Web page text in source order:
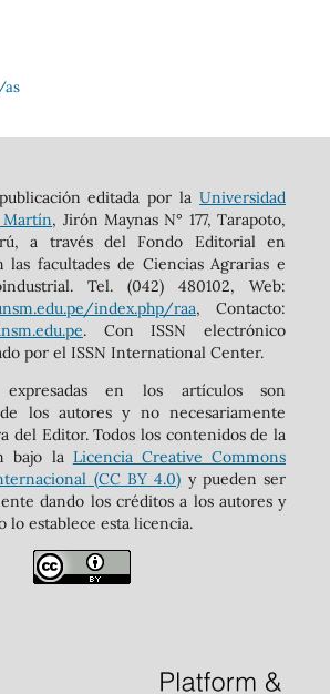
editada por laUniversidad
Martín, Jirón Maynas N° 177, Tarapoto,
a través del Fondo Editorial en
las facultades de Ciencias Agrarias e
Tel. (042) 480102, Web:
index.php/raa, Contacto:
. Con ISSN electrónico
por el ISSN International Center.
expresadas en los artículos son
de los autores y no necesariamente
del Editor. Todos los contenidos de la
bajo la Licencia Creative Commons
(CC BY 4.0) y pueden ser
dando los créditos a los autores y
lo establece esta licencia.